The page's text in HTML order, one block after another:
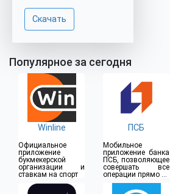
Скачать
Популярное за сегодня
Winline
Официальное
приложение
букмекерской
организации и
ставкам на спорт
ПСБ
Мобильное
приложение банка
ПСБ, позволяющее
совершать все
операции прямо из
дома